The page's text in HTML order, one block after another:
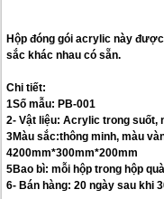
Hộp đóng gói acrylic này
sắc khác nhau có sẵn.
Chi tiết:
1Số mẫu: PB-001
2- Vật liệu: Acrylic trong suốt,
3Màu sắc:thông minh, màu
4200mm*300mm*200mm
5Bao bì: mỗi hộp trong hộp quà
6- Bán hàng: 20 ngày sau khi